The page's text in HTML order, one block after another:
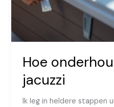
Hoe
jacuzzi
Ik leg in heldere stappen